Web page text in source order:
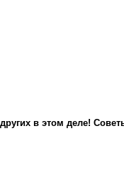
в этом деле!